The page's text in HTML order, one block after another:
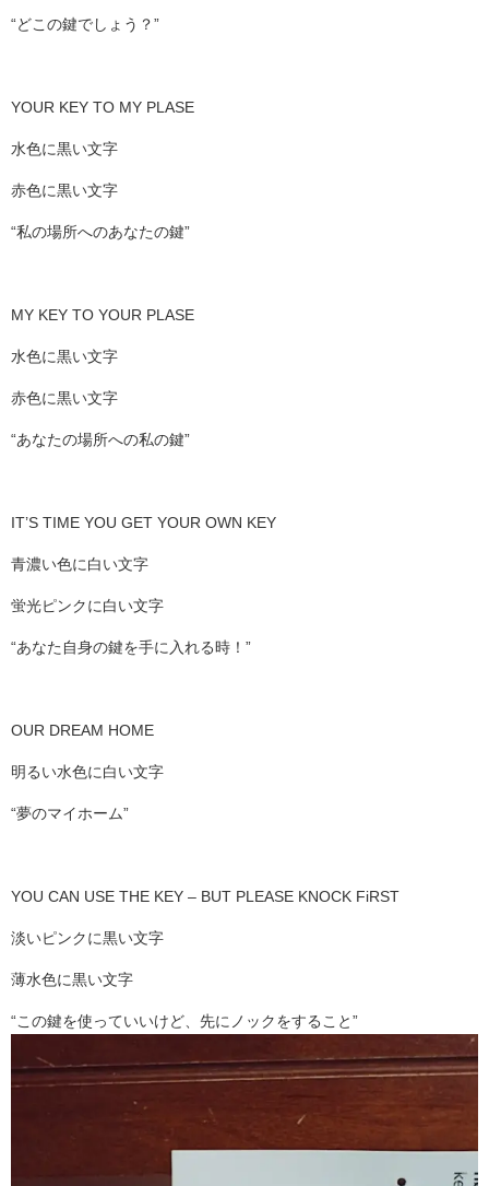
“どこの鍵でしょう？”
YOUR KEY TO MY PLASE
水色に黒い文字
赤色に黒い文字
“私の場所へのあなたの鍵”
MY KEY TO YOUR PLASE
水色に黒い文字
赤色に黒い文字
“あなたの場所への私の鍵”
IT’S TIME YOU GET YOUR OWN KEY
青濃い色に白い文字
蛍光ピンクに白い文字
“あなた自身の鍵を手に入れる時！”
OUR DREAM HOME
明るい水色に白い文字
“夢のマイホーム”
YOU CAN USE THE KEY – BUT PLEASE KNOCK FiRST
淡いピンクに黒い文字
薄水色に黒い文字
“この鍵を使っていいけど、先にノックをすること”